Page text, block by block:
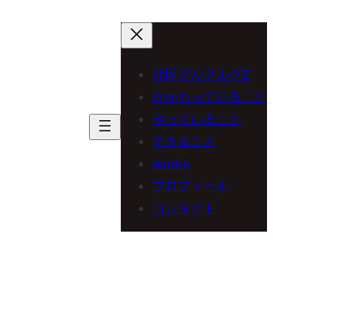
北区グルグルグZ
かかわっていること
やっていること
できること
works
プロフィール
コンタクト